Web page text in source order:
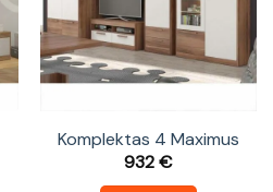
Komplektas 4 Maximus
932€